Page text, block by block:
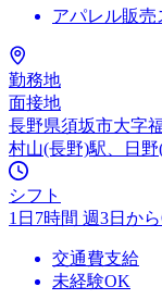
アパレル販売
勤務地
面接地
長野県須坂市大字
村山(長野)駅、日野
シフト
1日7時間 週3日か
交通費支給
未経験OK